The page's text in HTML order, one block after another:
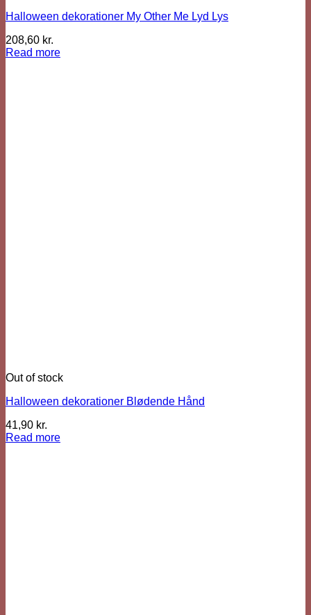
Halloween dekorationer My Other Me Lyd Lys
208,60 kr.
Read more
Out of stock
Halloween dekorationer Blødende Hånd
41,90 kr.
Read more